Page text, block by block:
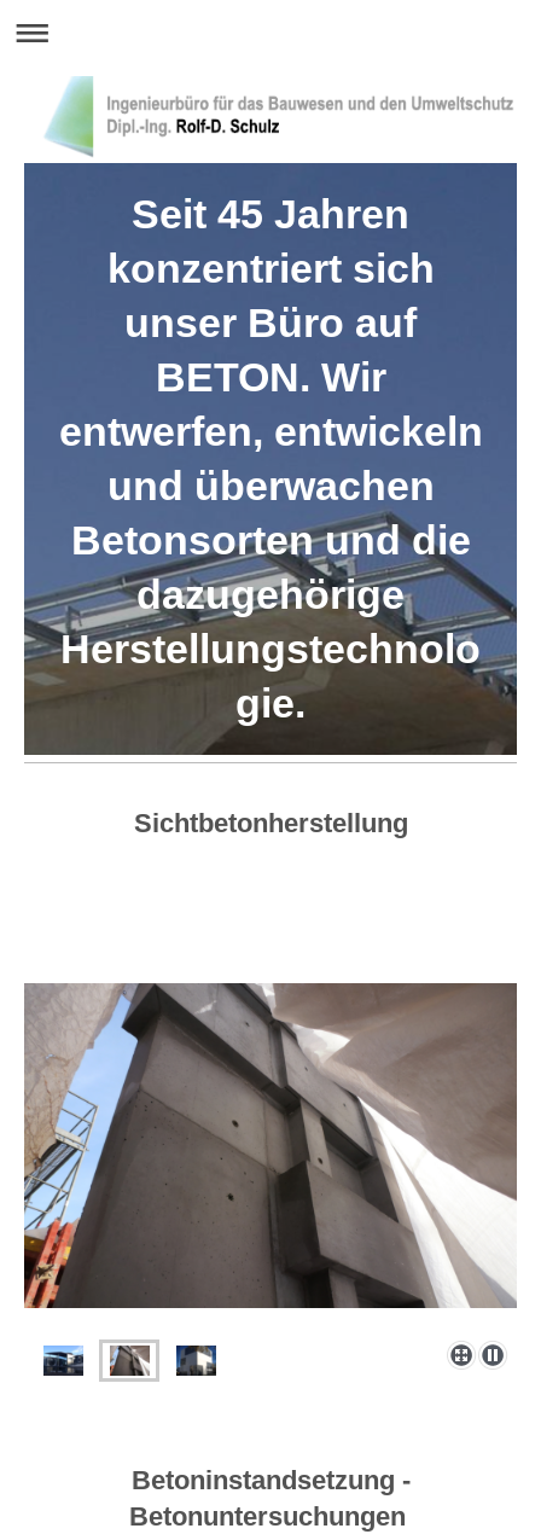
Seit 45 Jahren
konzentriert sich
unser Büro auf
BETON. Wir
entwerfen, entwickeln
und überwachen
Betonsorten und die
dazugehörige
Herstellungstechnolo
gie.
Sichtbetonherstellung
Betoninstandsetzung -
Betonuntersuchungen